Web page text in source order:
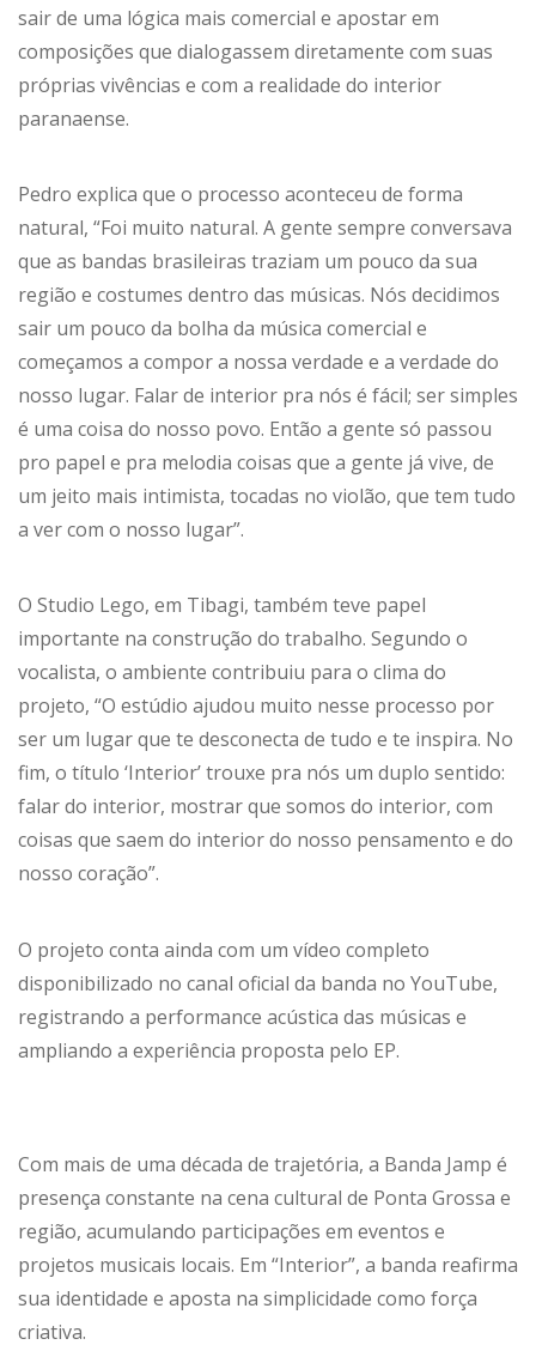
sair de uma lógica mais comercial e apostar em
composições que dialogassem diretamente com suas
próprias vivências e com a realidade do interior
paranaense.
Pedro explica que o processo aconteceu de forma
natural, “Foi muito natural. A gente sempre conversava
que as bandas brasileiras traziam um pouco da sua
região e costumes dentro das músicas. Nós decidimos
sair um pouco da bolha da música comercial e
começamos a compor a nossa verdade e a verdade do
nosso lugar. Falar de interior pra nós é fácil; ser simples
é uma coisa do nosso povo. Então a gente só passou
pro papel e pra melodia coisas que a gente já vive, de
um jeito mais intimista, tocadas no violão, que tem tudo
a ver com o nosso lugar”.
O Studio Lego, em Tibagi, também teve papel
importante na construção do trabalho. Segundo o
vocalista, o ambiente contribuiu para o clima do
projeto, “O estúdio ajudou muito nesse processo por
ser um lugar que te desconecta de tudo e te inspira. No
fim, o título ‘Interior’ trouxe pra nós um duplo sentido:
falar do interior, mostrar que somos do interior, com
coisas que saem do interior do nosso pensamento e do
nosso coração”.
O projeto conta ainda com um vídeo completo
disponibilizado no canal oficial da banda no YouTube,
registrando a performance acústica das músicas e
ampliando a experiência proposta pelo EP.
Com mais de uma década de trajetória, a Banda Jamp é
presença constante na cena cultural de Ponta Grossa e
região, acumulando participações em eventos e
projetos musicais locais. Em “Interior”, a banda reafirma
sua identidade e aposta na simplicidade como força
criativa.